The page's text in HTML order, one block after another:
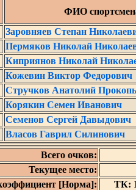
ФИО
Заровняев Степан
Пермяков Николай
Киприянов Николай
Кожевин Виктор Федорович
Стручков Анатолий
Корякин Семен Иванович
Семенов Сергей Давыдович
Власов Гаврил Силинович
Всего очков:
Текущее место:
[Норма]:
ТК: